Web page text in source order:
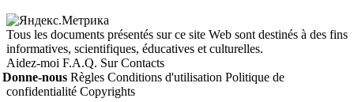
Tous les documents présentés sur ce site Web sont destinés à des fins
informatives, scientifiques, éducatives et culturelles.
Aidez-moi F.A.Q. SurContacts
Donne-nous Règles Conditions d'utilisation Politique de
confidentialité Copyrights